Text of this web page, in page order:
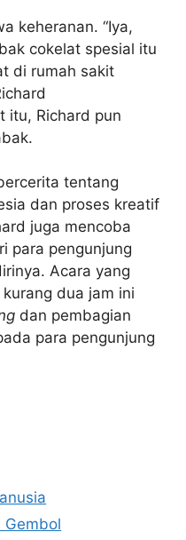
keheranan. “Iya,
cokelat spesial itu
di rumah sakit
itu, Richard pun
tentang
dan proses kreatif
juga mencoba
para pengunjung
Acara yang
dua jam ini
dan pembagian
para pengunjung